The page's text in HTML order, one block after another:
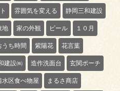
雰囲気を変える 静岡三和建設
地 家の外観 ビール １０月
うち時間 紫陽花 花言葉
建設㈱ 造作洗面台 玄関ポーチ
水区食べ物屋 まるさ商店